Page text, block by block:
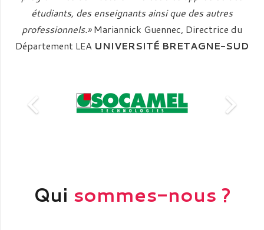
étudiants, des enseignants ainsi que des autres
professionnels.»Mariannick Guennec, Directrice du
Département LEA UNIVERSITÉ BRETAGNE-SUD
Qui sommes-nous ?